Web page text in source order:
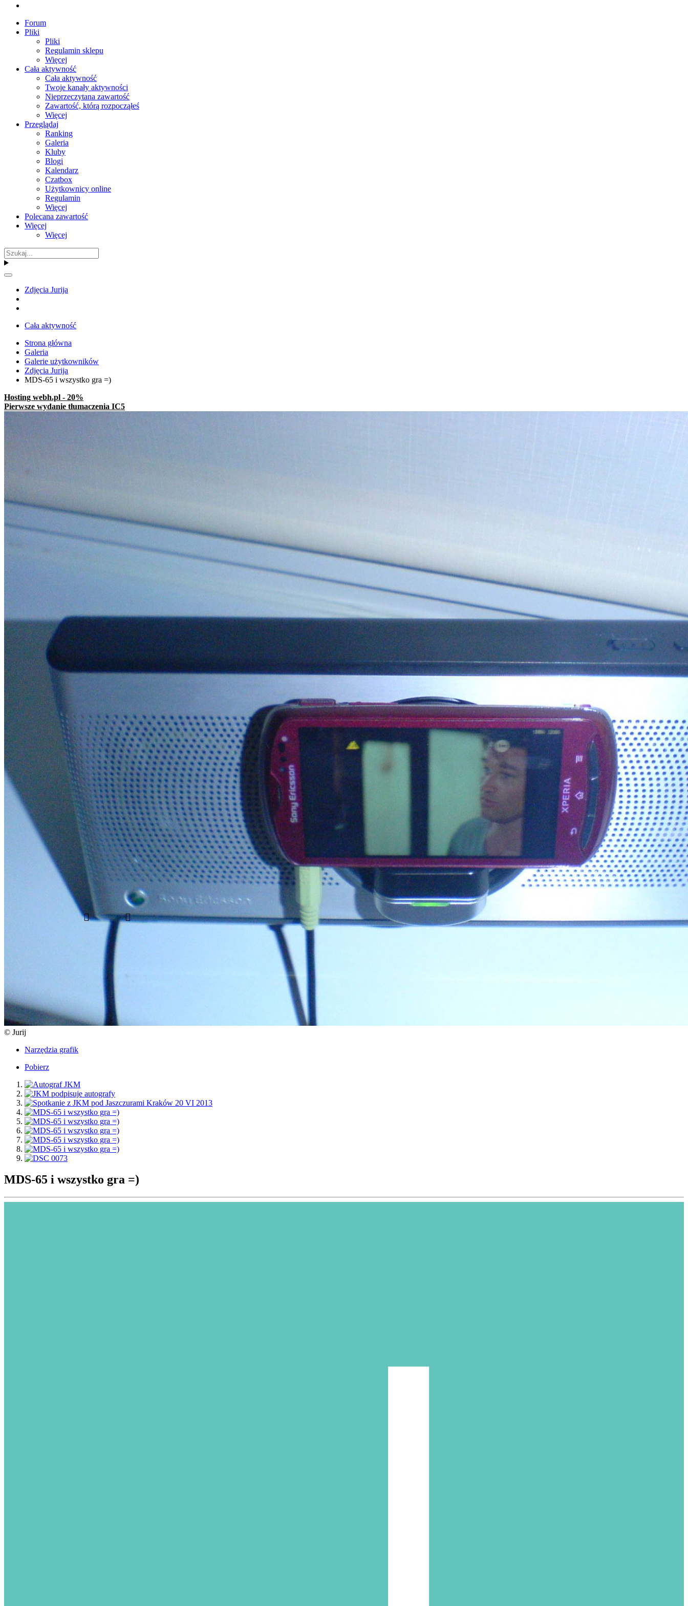
Forum
Pliki
Pliki
Regulamin sklepu
Więcej
Cała aktywność
Cała aktywność
Twoje kanały aktywności
Nieprzeczytana zawartość
Zawartość, którą rozpocząłeś
Więcej
Przeglądaj
Ranking
Galeria
Kluby
Blogi
Kalendarz
Czatbox
Użytkownicy online
Regulamin
Więcej
Polecana zawartość
Więcej
Więcej
Zdjęcia Jurija
Cała aktywność
Strona główna
Galeria
Galerie użytkowników
Zdjęcia Jurija
MDS-65 i wszystko gra =)
Hosting webh.pl - 20%
Pierwsze wydanie tłumaczenia IC5
© Jurij
Narzędzia grafik
Pobierz
MDS-65 i wszystko gra =)